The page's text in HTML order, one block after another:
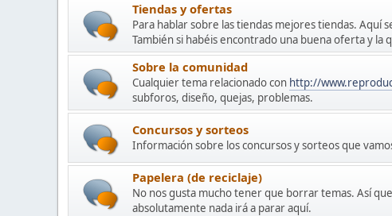
Tiendas y ofertas
Para hablar sobre las tiendas mejores tiendas. Aquí
También si habéis encontrado una buena oferta y la
Sobre la comunidad
Cualquier tema relacionado con http://
subforos, diseño, quejas, problemas.
Concursos y sorteos
Información sobre los concursos y sorteos que
Papelera (de reciclaje)
No nos gusta mucho tener que borrar temas. Así
absolutamente nada irá a parar aquí.